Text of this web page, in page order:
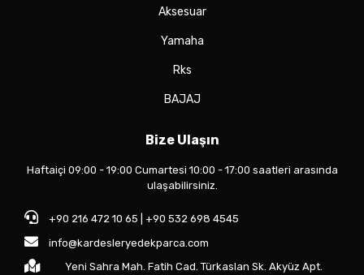
Aksesuar
Yamaha
Rks
BAJAJ
Bize Ulaşın
Haftaiçi 09:00 - 19:00 Cumartesi 10:00 - 17:00 saatleri arasında
ulaşabilirsiniz.
+90 216 472 10 65 | +90 532 698 4545
info@kardesleryedekparca.com
Yeni Sahra Mah. Fatih Cad. Türkaslan Sk. Akyüz Apt.